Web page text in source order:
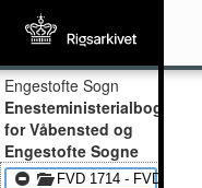
Engestofte Sogn
Enesteministerialbog
for Våbensted og
Engestofte Sogne
FVD 1714 - FVD 1734